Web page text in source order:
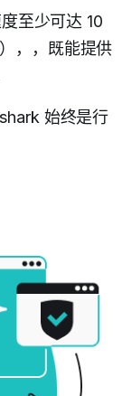
至少可达 10
，
，既能提供
始终是行